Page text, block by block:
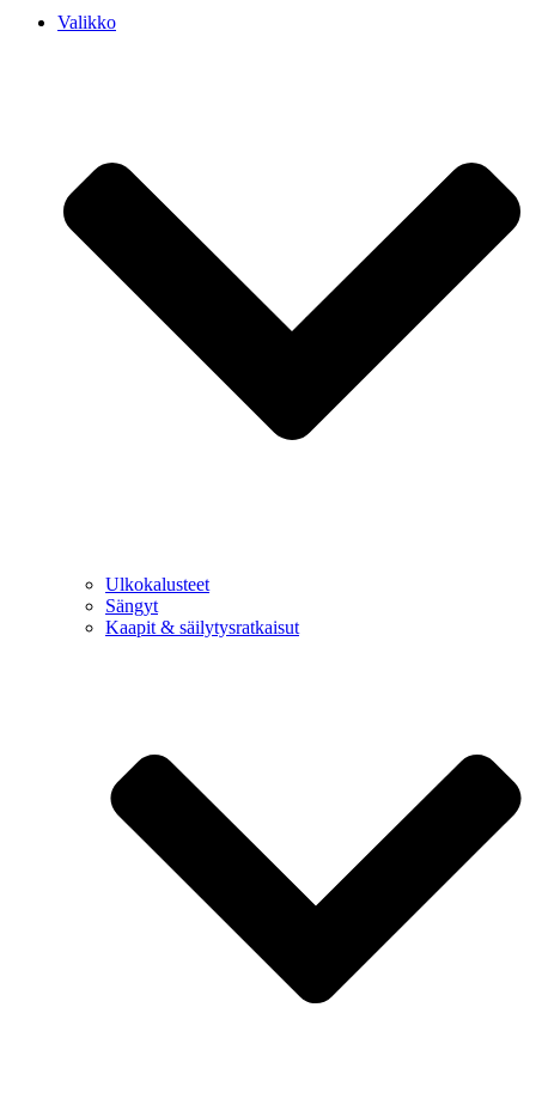
Valikko
Ulkokalusteet
Sängyt
Kaapit & säilytysratkaisut